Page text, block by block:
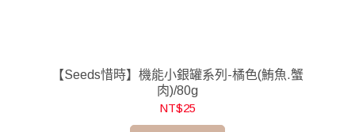
【Seeds惜時】機能小銀罐系列-橘色(鮪魚.蟹
肉)/80g
NT$25